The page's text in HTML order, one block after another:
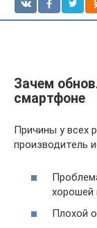
Зачем
смартфоне
Причины у всех
производитель
хорошей
Плохой